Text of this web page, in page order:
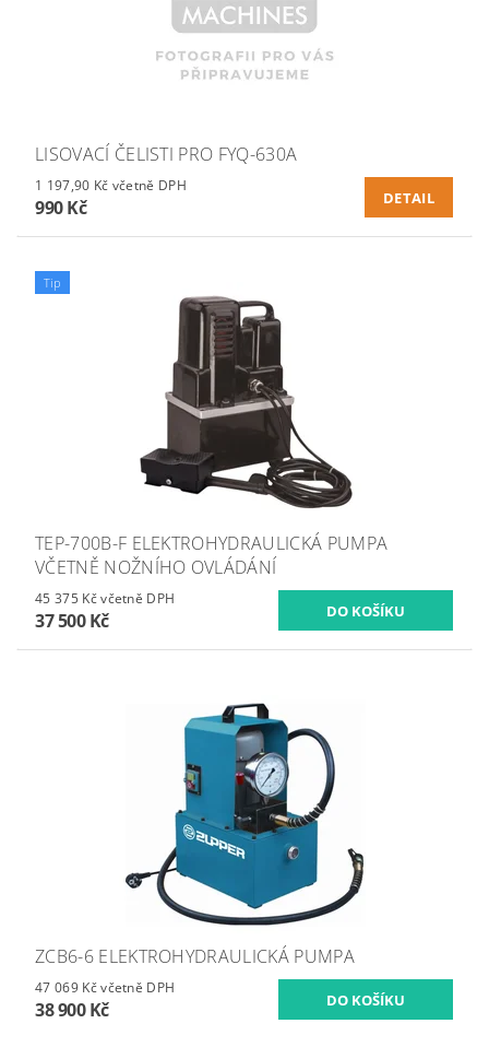
LISOVACÍ ČELISTI PRO FYQ-630A
1 197,90 Kč včetně DPH
990 Kč DETAIL
Tip
TEP-700B-F ELEKTROHYDRAULICKÁ PUMPA
VČETNĚ NOŽNÍHO OVLÁDÁNÍ
45 375 Kč včetně DPH
37 500 Kč
ZCB6-6 ELEKTROHYDRAULICKÁ PUMPA
47 069 Kč včetně DPH
38 900 Kč